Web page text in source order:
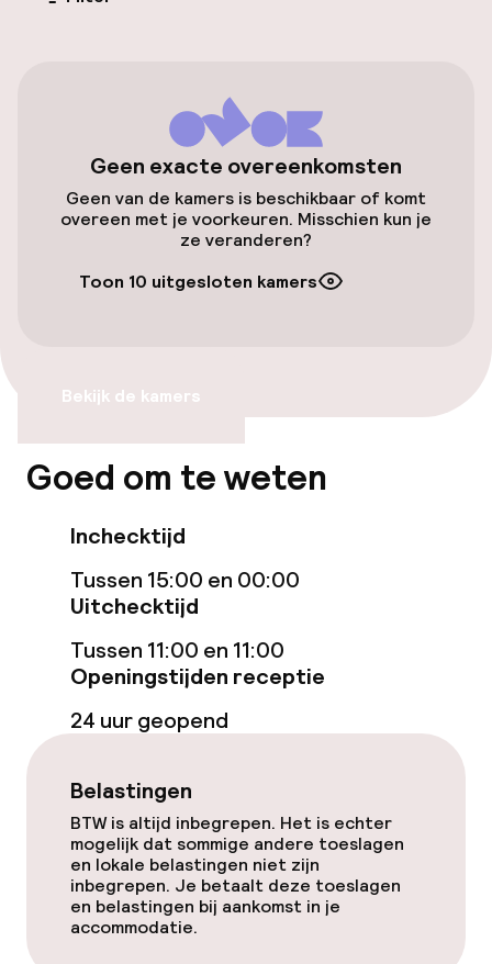
Lift
Kamers
Familiekamers beschikbaar
Gratis wifi
Zonneterras
Eet- en drinkgelegenheden
Restaurant
Bar
Eet- en drinkdiensten
Lunch à la carte
Diner à la carte
Faciliteiten en diensten voor kinderen
Geen exacte overeenkomsten
Geen van de kamers is beschikbaar of komt
overeen met je voorkeuren. Misschien kun je
ze veranderen?
Toon 10 uitgesloten kamers
Bekijk de kamers
Goed om te weten
Inchecktijd
Tussen 15:00 en 00:00
Uitchecktijd
Tussen 11:00 en 11:00
Openingstijden receptie
24 uur geopend
Belastingen
BTW is altijd inbegrepen. Het is echter
mogelijk dat sommige andere toeslagen
en lokale belastingen niet zijn
inbegrepen. Je betaalt deze toeslagen
en belastingen bij aankomst in je
accommodatie.